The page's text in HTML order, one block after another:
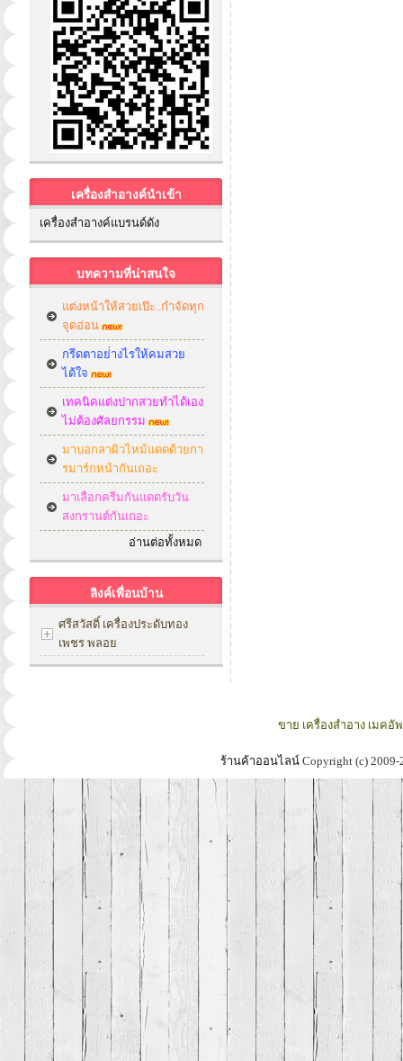
เครื่องสำอางค์นำเข้า
เครื่องสำอางค์แบรนด์ดัง
บทความที่น่าสนใจ
แต่งหน้าให้สวยเป๊ะ..กำจัดทุก
จุดอ่อน
กรีดตาอย่่างไรให้คมสวย
ได้ใจ
เทคนิคแต่งปากสวยทำได้เอง
ไม่ต้องศัลยกรรม
มาบอกลาผิวไหม้แดดด้วยกา
รมาร์กหน้ากันเถอะ
มาเลือกครีมกันแดดรับวัน
สงกรานต์กันเถอะ
อ่านต่อทั้งหมด
ลิงค์เพื่อนบ้าน
ศรีสวัสดิ์ เครื่องประดับทอง
เพชร พลอย
ขาย เครื่องสำอาง เมค
ร้านค้าออนไลน์Copyright (c)